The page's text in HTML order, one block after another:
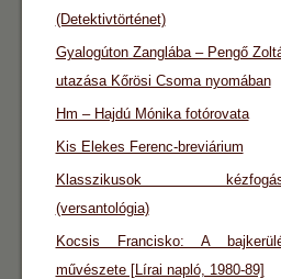
(Detektivtörténet)
Gyalogúton Zanglába – Pengő
utazása Kőrösi Csoma nyomában
Hm – Hajdú Mónika fotórovata
Kis Elekes Ferenc-breviárium
Klasszikusok
(versantológia)
Kocsis Francisko: A
művészete [Lírai napló, 1980-89]